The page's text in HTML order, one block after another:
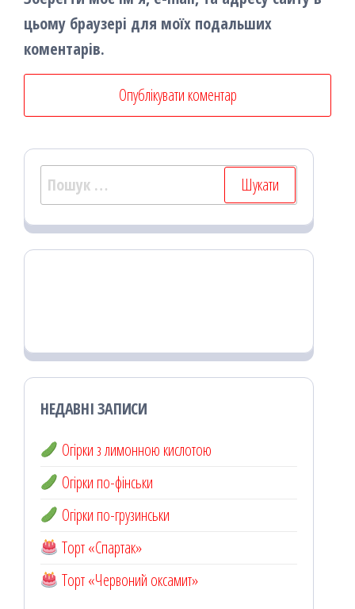
цьому браузері для моїх подальших
коментарів.
Пошук:
НЕДАВНІ ЗАПИСИ
Огірки з лимонною кислотою
Огірки по-фінськи
Огірки по-грузинськи
Торт «Спартак»
Торт «Червоний оксамит»